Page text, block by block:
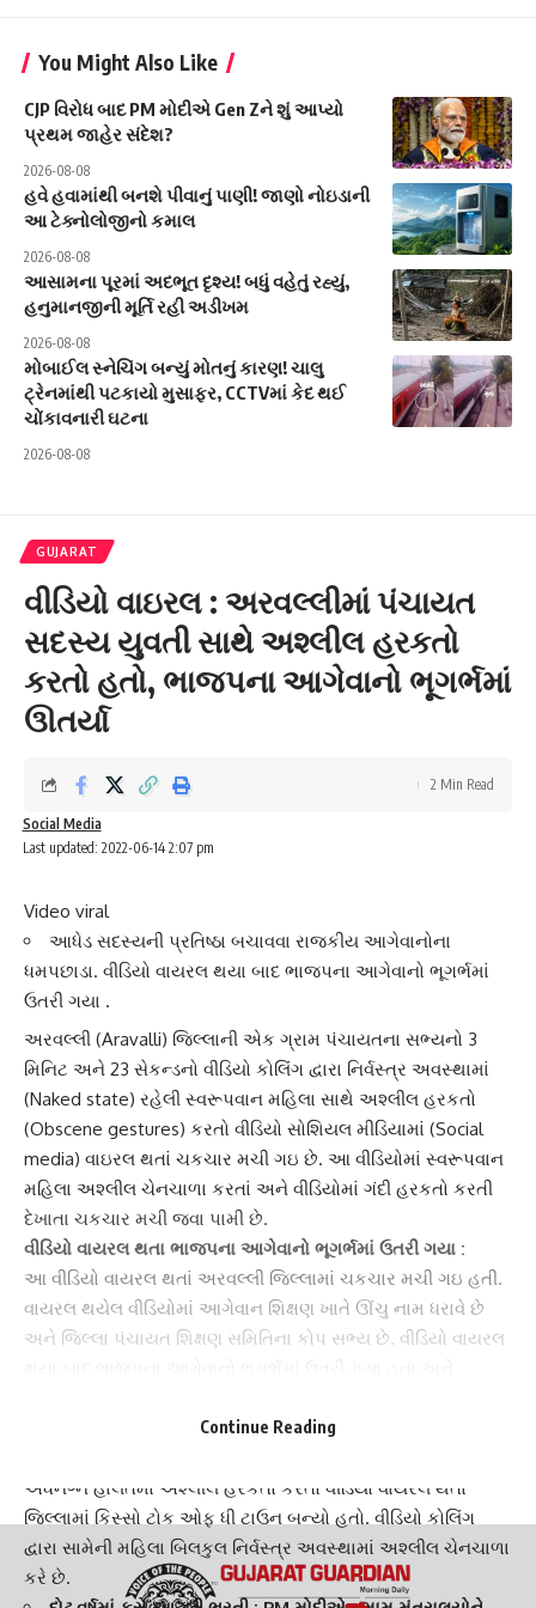
You Might Also Like
CJP વિરોધ બાદ PM મોદીએ Gen Zને શું આપ્યો
પ્રથમ જાહેર સંદેશ?
2026-08-08
હવે હવામાંથી બનશે પીવાનું પાણી! જાણો નોઇડાની
આ ટેક્નોલોજીનો કમાલ
2026-08-08
આસામના પૂરમાં અદભૂત દૃશ્ય! બધું વહેતું રહ્યું,
હનુમાનજીની મૂર્તિ રહી અડીખમ
2026-08-08
મોબાઈલ સ્નેચિંગ બન્યું મોતનું કારણ! ચાલુ
ટ્રેનમાંથી પટકાયો મુસાફર, CCTVમાં કેદ થઈ
ચોંકાવનારી ઘટના
2026-08-08
GUJARAT
વીડિયો વાઇરલ : અરવલ્લીમાં પંચાયત
સદસ્ય યુવતી સાથે અશ્લીલ હરકતો
કરતો હતો, ભાજપના આગેવાનો ભૂગર્ભમાં
ઊતર્યા
Last updated: 2022-06-14 2:07 pm
Social Media
2 Min Read
Video viral
આધેડ સદસ્યની પ્રતિષ્ઠા બચાવવા રાજકીય આગેવાનોના
ધમપછાડા. વીડિયો વાયરલ થયા બાદ ભાજપના આગેવાનો ભૂગર્ભમાં
ઉતરી ગયા .
અરવલ્લી (Aravalli) જિલ્લાની એક ગ્રામ પંચાયતના સભ્યનો 3
મિનિટ અને 23 સેકન્ડનો વીડિયો કોલિંગ દ્વારા નિર્વસ્ત્ર અવસ્થામાં
(Naked state) રહેલી સ્વરૂપવાન મહિલા સાથે અશ્લીલ હરકતો
(Obscene gestures) કરતો વીડિયો સોશિયલ મીડિયામાં (Social
media) વાઇરલ થતાં ચકચાર મચી ગઇ છે. આ વીડિયોમાં સ્વરૂપવાન
મહિલા અશ્લીલ ચેનચાળા કરતાં અને વીડિયોમાં ગંદી હરકતો કરતી
દેખાતા ચકચાર મચી જવા પામી છે.
વીડિયો વાયરલથતા ભાજપના આગેવાનો ભૂગર્ભમાં ઉતરી ગયા :
આ વીડિયો વાયરલ થતાં અરવલ્લી જિલ્લામાં ચકચાર મચી ગઇ હતી.
વાયરલ થયેલ વીડિયોમાં આગેવાન શિક્ષણ ખાતે ઊંચુ નામ ધરાવે છે
અને જિલ્લા પંચાયત શિક્ષણ સમિતિના કોપ સભ્ય છે. વીડિયો વાયરલ
કિસ્સો ટોક ઓફ ધી ટાઉન બન્યો :
અર્ધનગ્ન હાલતમાં અશ્લીલ હરકતો કરતો વીડિયો વાયરલ થતાં
જિલ્લામાં કિસ્સો ટોક ઓફ ધી ટાઉન બન્યો હતો. વીડિયો કોલિંગ
દ્વારા સામેની મહિલા બિલકુલ નિર્વસ્ત્ર અવસ્થામાં અશ્લીલ ચેનચાળા
કરે છે.
Continue Reading